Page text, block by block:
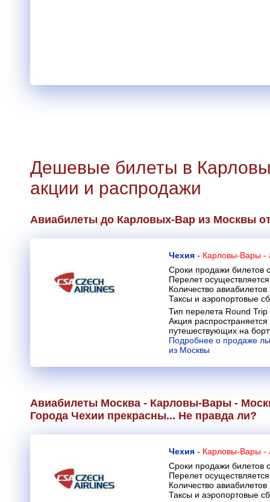
Дешевые билеты в
акции и распродажи
Авиабилеты до Карловых-Вар из Москвы
Чехия - Карловы-Вары -
Сроки продажи билетов
Перелет
Количество
Таксы и аэропортовые
Тип перелета Round
Акция
путешествующих на
Подробнее о продаже
из Москвы
Авиабилеты Москва - Карловы-Вары -
Города Чехии прекрасны... Не правда ли?
Чехия - Карловы-Вары -
Сроки продажи билетов
Перелет
Количество
Таксы и аэропортовые